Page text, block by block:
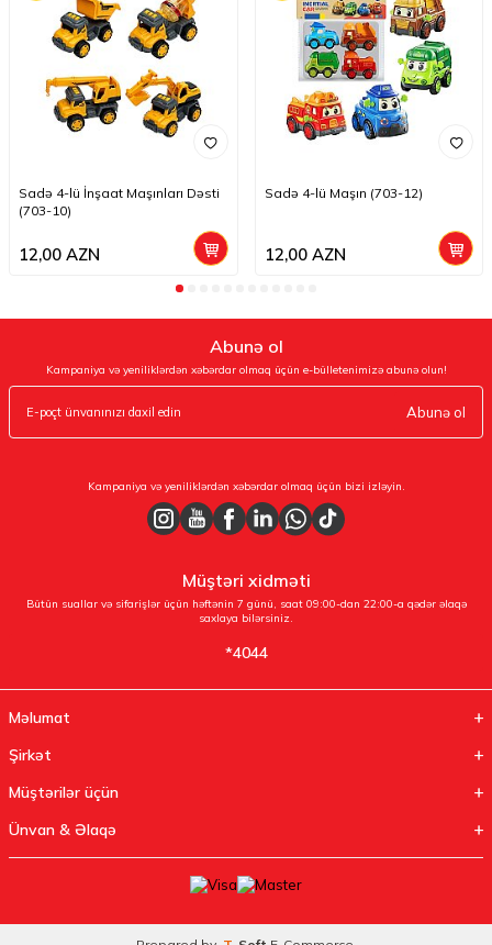
Sadə 4-lü İnşaat Maşınları Dəsti
(703-10)
12,00 AZN
Sadə 4-lü Maşın (703-12)
12,00AZN
Abunə ol
Kampaniya və yeniliklərdən xəbərdar olmaq üçün e-bülletenimizə abunə olun!
Abunə ol
Kampaniya və yeniliklərdən xəbərdar olmaq üçün bizi izləyin.
Müştəri xidməti
Bütün suallar və sifarişlər üçün həftənin 7 günü, saat 09:00-dan 22:00-a qədər əlaqə
saxlaya bilərsiniz.
*4044
Məlumat
Şirkət
Müştərilər üçün
Ünvan & Əlaqə